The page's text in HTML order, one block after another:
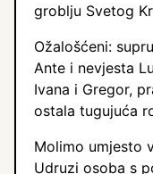
groblju Svetog
Ožalošćeni:
Ante i nevjesta
Ivana i Gregor,
ostala tugujuća
Molimo umjesto
Udruzi osoba s